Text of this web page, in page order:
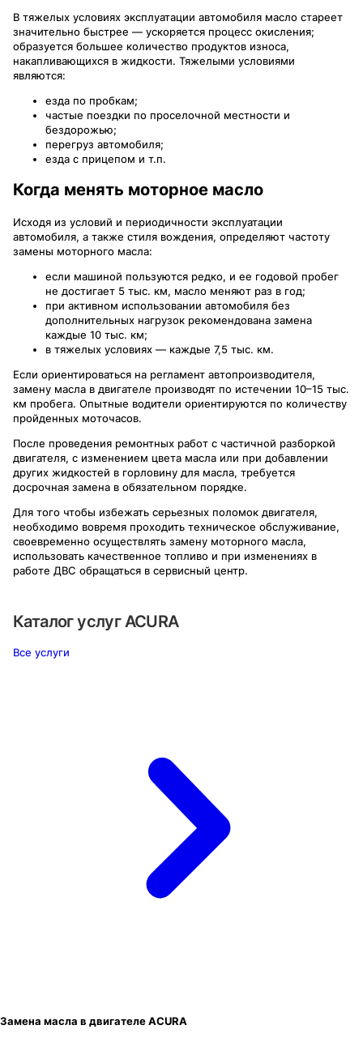
В тяжелых условиях эксплуатации автомобиля масло стареет
значительно быстрее — ускоряется процесс окисления;
образуется большее количество продуктов износа,
накапливающихся в жидкости. Тяжелыми условиями
являются:
езда по пробкам;
частые поездки по проселочной местности и
бездорожью;
перегруз автомобиля;
езда с прицепом и т.п.
Когда менять моторное масло
Исходя из условий и периодичности эксплуатации
автомобиля, а также стиля вождения, определяют частоту
замены моторного масла:
если машиной пользуются редко, и ее годовой пробег
не достигает 5 тыс. км, масло меняют раз в год;
при активном использовании автомобиля без
дополнительных нагрузок рекомендована замена
каждые 10 тыс. км;
в тяжелых условиях — каждые 7,5 тыс. км.
Если ориентироваться на регламент автопроизводителя,
замену масла в двигателе производят по истечении 10–15 тыс.
км пробега. Опытные водители ориентируются по количеству
пройденных моточасов.
После проведения ремонтных работ с частичной разборкой
двигателя, с изменением цвета масла или при добавлении
других жидкостей в горловину для масла, требуется
досрочная замена в обязательном порядке.
Для того чтобы избежать серьезных поломок двигателя,
необходимо вовремя проходить техническое обслуживание,
своевременно осуществлять замену моторного масла,
использовать качественное топливо и при изменениях в
работе ДВС обращаться в сервисный центр.
Каталог услуг ACURA
Все услуги
Замена масла в двигателе ACURA